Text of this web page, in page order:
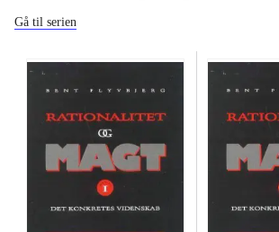
Gå til serien